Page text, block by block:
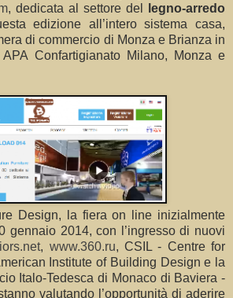
, dedicata al settore del
legno-arredo
edizione all’intero sistema casa,
di commercio di Monza e Brianza in
Confartigianato Milano, Monza e
Design, la fiera on line inizialmente
gennaio 2014, con l’ingresso di nuovi
, www.360.ru, CSIL - Centre for
Institute of Building Design e la
Italo-Tedesca di Monaco di Baviera -
valutando l’opportunità di aderire